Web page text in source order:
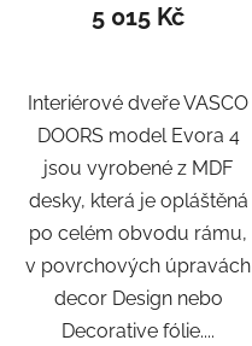
5 015 Kč
Interiérové dveře VASCO
DOORS model Evora 4
jsou vyrobené z MDF
desky, která je opláštěná
po celém obvodu rámu,
v povrchových úpravách
decor Design nebo
Decorative fólie....